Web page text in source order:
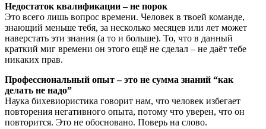
Недостаток квалификации – не порок
Это всего лишь вопрос времени. Человек в твоей команде,
знающий меньше тебя, за несколько месяцев или лет может
наверстать эти знания (а то и больше). То, что в данный
краткий миг времени он этого ещё не сделал – не даёт тебе
никаких прав.
Профессиональный опыт – это не сумма знаний “как
делать не надо”
Наука бихевиористика говорит нам, что человек избегает
повторения негативного опыта, потому что уверен, что он
повторится. Это не обосновано. Поверь на слово.